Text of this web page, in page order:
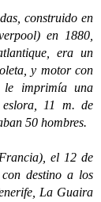
construido en
en 1880,
era un
y motor con
le imprimía una
11 m. de
50 hombres.
el 12 de
destino a los
La Guaira